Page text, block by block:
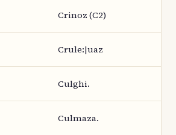
Crinoz (C2)
Crule:|uaz
Culghi.
Culmaza.